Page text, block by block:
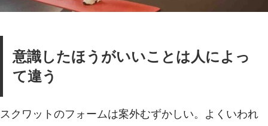
意識したほうがいいことは人によっ
て違う
スクワットのフォームは案外むずかしい。よくいわれ